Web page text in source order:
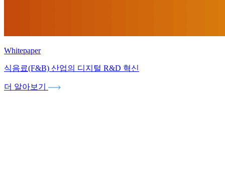
Whitepaper
식음료(F&B) 산업의 디지털 R&D 혁신
더 알아보기